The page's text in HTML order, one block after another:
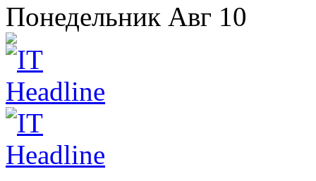
Понедельник Авг 10